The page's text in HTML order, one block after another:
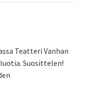
Teatteri Vanhan
Suosittelen!